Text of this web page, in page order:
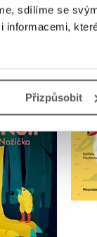
sdílíme se
Přizpůsobit
BY VÁS
snědl
bobule